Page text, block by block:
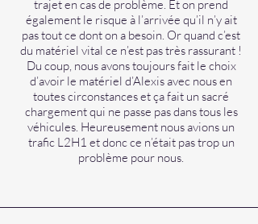
trajet en cas de problème. Et on prend
également le risque à l’arrivée qu’il n’y ait
pas tout ce dont on a besoin. Or quand c’est
du matériel vital ce n’est pas très rassurant !
Du coup, nous avons toujours fait le choix
d’avoir le matériel d’Alexis avec nous en
toutes circonstances et ça fait un sacré
chargement qui ne passe pas dans tous les
véhicules. Heureusement nous avions un
trafic L2H1 et donc ce n’était pas trop un
problème pour nous.